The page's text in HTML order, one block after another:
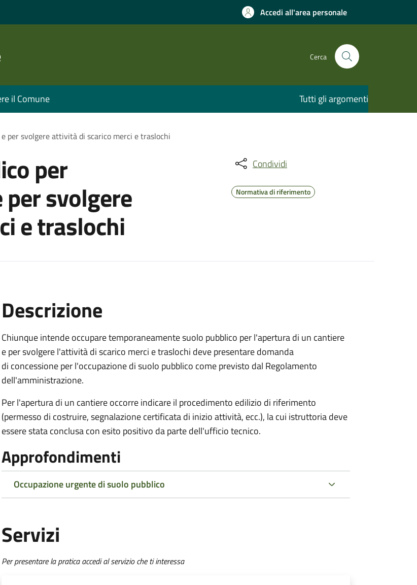
Accedi all'area personale
Cerca
il Comune Tutti gli argomenti
per svolgere attività di scarico merci e traslochi
per
svolgere
e traslochi
Condividi
Normativa di riferimento
Descrizione
Chiunque intende occupare temporaneamente suolo pubblico per l'apertura di un cantiere
e per svolgere l'attività di scarico merci e traslochi deve presentare domanda
di concessione per l'occupazione di suolo pubblico come previsto dal Regolamento
dell'amministrazione.
Per l'apertura di un cantiere occorre indicare il procedimento edilizio di riferimento
(permesso di costruire, segnalazione certificata di inizio attività, ecc.), la cui istruttoria deve
essere stata conclusa con esito positivo da parte dell'ufficio tecnico.
Approfondimenti
Occupazione urgente di suolo pubblico
Servizi
Per presentare la pratica accedi al servizio che ti interessa